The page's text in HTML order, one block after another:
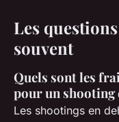
Les
souvent
Quels sont les
pour un shooting
Les shootings en